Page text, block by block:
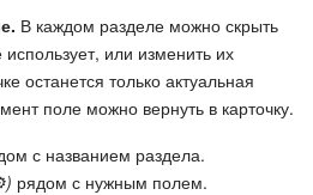
В каждом разделе можно скрыть
или изменить их
останется только актуальная
поле можно вернуть в карточку.
с названием раздела.
рядом с нужным полем.